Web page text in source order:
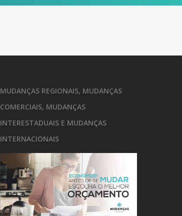
MUDANÇAS REGIONAIS, MUDANÇAS
COMERCIAIS, MUDANÇAS
INTERESTADUAIS E MUDANÇAS
INTERNACIONAIS